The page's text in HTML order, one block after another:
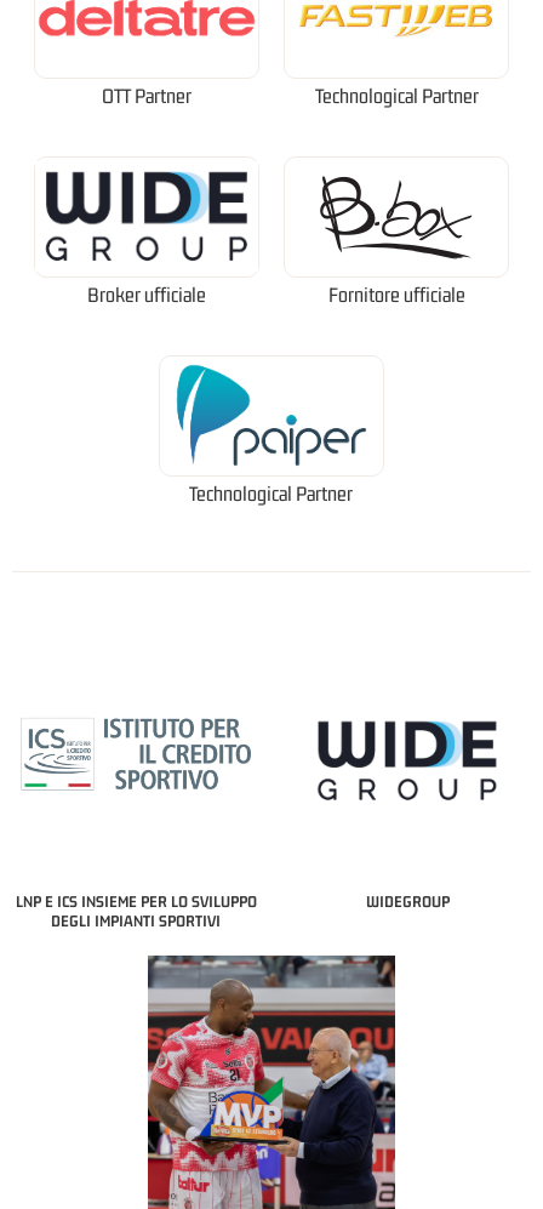
OTT Partner Technological Partner
Broker ufficiale Fornitore ufficiale
Technological Partner
LNP E ICS INSIEME PER LO SVILUPPO
DEGLI IMPIANTI SPORTIVI
WIDEGROUP